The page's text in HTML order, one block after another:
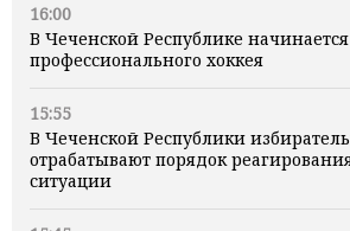
16:00
В Чеченской Республике
профессионального хоккея
15:55
В Чеченской Республики
отрабатывают порядок
ситуации